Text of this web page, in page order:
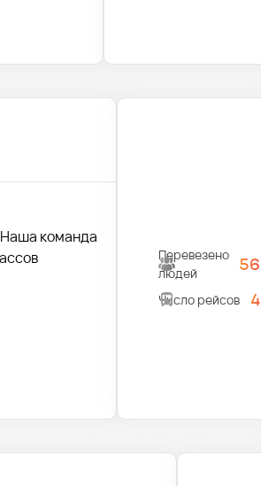
Наша команда
Перевезено
людей
56
Число рейсов 4